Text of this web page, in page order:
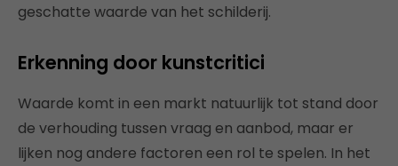
geschatte waarde van het schilderij.
Erkenning door kunstcritici
Waarde komt in een markt natuurlijk tot stand door
de verhouding tussen vraag en aanbod, maar er
lijken nog andere factoren een rol te spelen. In het